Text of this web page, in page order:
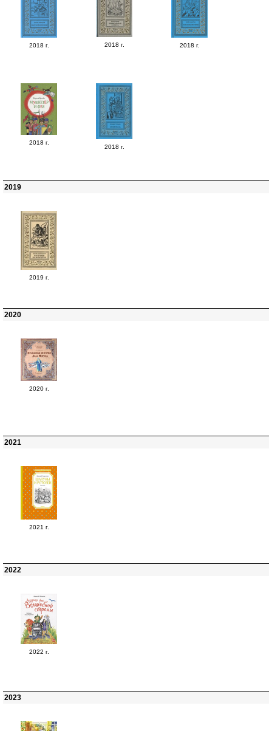
2018 г. 2018 г. 2018 г.
2018 г.
2018 г.
2019
2019 г.
2020
2020 г.
2021
2021 г.
2022
2022 г.
2023